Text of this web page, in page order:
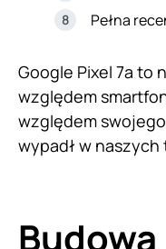
Pełna
Google Pixel 7a to
względem
względem
wypadł w
Budowa